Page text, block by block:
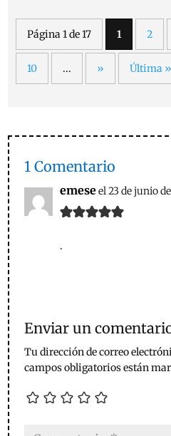
Página 1 de 17 1 2
10 ... » Última »
1 Comentario
emeseel 23 de junio de
.
Enviar un
Tu dirección de correo
campos obligatorios están